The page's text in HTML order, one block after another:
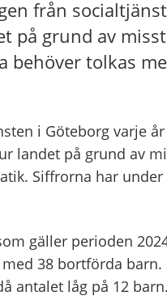
från
på grund av
behöver tolkas
i Göteborg varje
landet på grund av
Siffrorna har
gäller perioden
38 bortförda
antalet låg på 12